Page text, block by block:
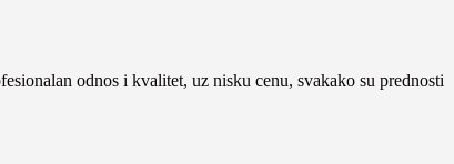
odnos i kvalitet, uz nisku cenu, svakako su prednosti